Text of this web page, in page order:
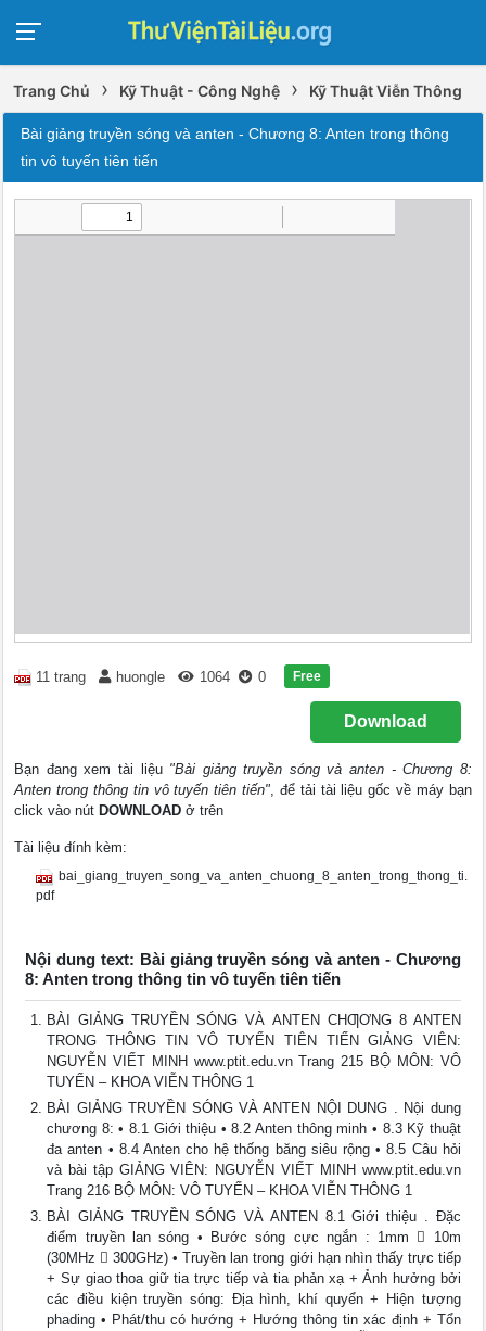
Trang Chủ › Kỹ Thuật - Công Nghệ › Kỹ Thuật Viễn Thông
Bài giảng truyền sóng và anten - Chương 8: Anten trong thông
tin vô tuyến tiên tiến
11 trang huongle 1064 0 Free
Download
Bạn đang xem tài liệu "Bài giảng truyền sóng và anten - Chương 8:
Anten trong thông tin vô tuyến tiên tiến", để tải tài liệu gốc về máy bạn
click vào nút DOWNLOAD ở trên
Tài liệu đính kèm:
bai_giang_truyen_song_va_anten_chuong_8_anten_trong_thong_ti.
pdf
Nội dung text: Bài giảng truyền sóng và anten - Chương
8: Anten trong thông tin vô tuyến tiên tiến
BÀI GIẢNG TRUYỀN SÓNG VÀ ANTEN CHƢƠNG 8 ANTEN
TRONG THÔNG TIN VÔ TUYẾN TIÊN TIẾN GIẢNG VIÊN:
NGUYỄN VIẾT MINH www.ptit.edu.vn Trang 215 BỘ MÔN: VÔ
TUYẾN – KHOA VIỄN THÔNG 1
BÀI GIẢNG TRUYỀN SÓNG VÀ ANTEN NỘI DUNG . Nội dung
chương 8: • 8.1 Giới thiệu • 8.2 Anten thông minh • 8.3 Kỹ thuật
đa anten • 8.4 Anten cho hệ thống băng siêu rộng • 8.5 Câu hỏi
và bài tập GIẢNG VIÊN: NGUYỄN VIẾT MINH www.ptit.edu.vn
Trang 216 BỘ MÔN: VÔ TUYẾN – KHOA VIỄN THÔNG 1
BÀI GIẢNG TRUYỀN SÓNG VÀ ANTEN 8.1 Giới thiệu . Đặc
điểm truyền lan sóng • Bước sóng cực ngắn : 1mm  10m
(30MHz  300GHz) • Truyền lan trong giới hạn nhìn thấy trực tiếp
+ Sự giao thoa giữ tia trực tiếp và tia phản xạ + Ảnh hưởng bởi
các điều kiện truyền sóng: Địa hình, khí quyển + Hiện tượng
phading • Phát/thu có hướng + Hướng thông tin xác định + Tổn